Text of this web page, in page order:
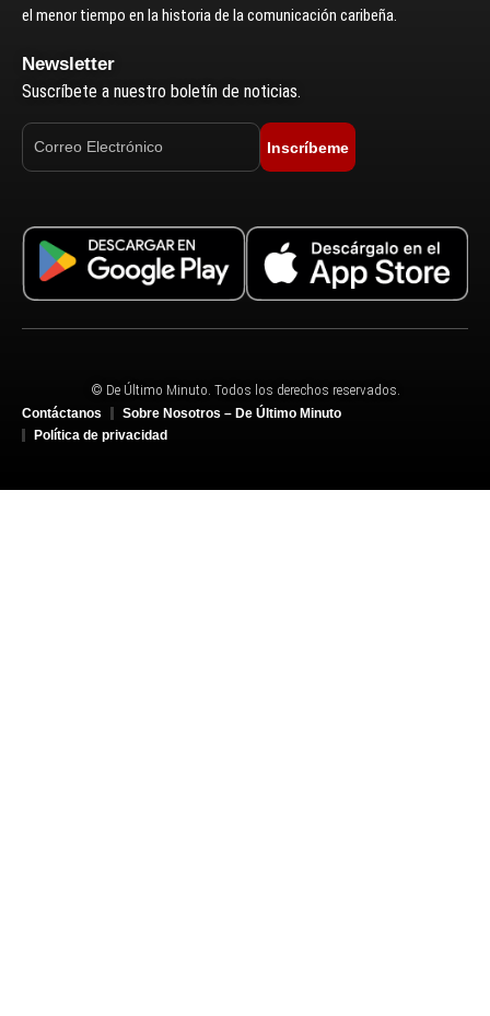
el menor tiempo en la historia de la comunicación caribeña.
Newsletter
Suscríbete a nuestro boletín de noticias.
Inscríbeme
© De Último Minuto. Todos los derechos reservados.
Contáctanos
Sobre Nosotros – De Último Minuto
Política de privacidad